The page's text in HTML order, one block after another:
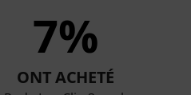
7%
ONT ACHETÉ